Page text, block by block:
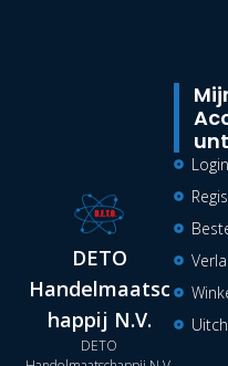
DETO
Handelmaatsc
happij N.V.
DETO
Unt
Login